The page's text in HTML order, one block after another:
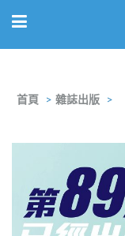
首頁 > 雜誌出版 >